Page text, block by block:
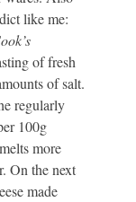
like me:
of fresh
of salt.
regularly
100g
more
On the next
made